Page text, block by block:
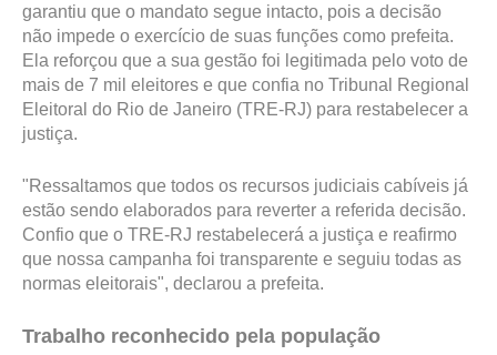
garantiu que o mandato segue intacto, pois a decisão
não impede o exercício de suas funções como prefeita.
Ela reforçou que a sua gestão foi legitimada pelo voto de
mais de 7 mil eleitores e que confia no Tribunal Regional
Eleitoral do Rio de Janeiro (TRE-RJ) para restabelecer a
justiça.
"Ressaltamos que todos os recursos judiciais cabíveis já
estão sendo elaborados para reverter a referida decisão.
Confio que o TRE-RJ restabelecerá a justiça e reafirmo
que nossa campanha foi transparente e seguiu todas as
normas eleitorais", declarou a prefeita.
Trabalho reconhecido pela população